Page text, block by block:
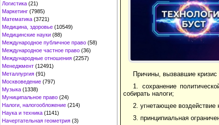
Логистика (21)
Маркетинг (7985)
Математика (3721)
Медицина, здоровье (10549)
Медицинские науки (88)
Международное публичное право (58)
Международное частное право (36)
Международные отношения (2257)
Менеджмент (12491)
Металлургия (91)
Москвоведение (797)
Музыка (1338)
Муниципальное право (24)
Налоги, налогообложение (214)
Наука и техника (1141)
Начертательная геометрия (3)
Причины, вызвавшие
1. сохранение
собирать налоги;
2. угнетающее воздействие
3. принципиальная